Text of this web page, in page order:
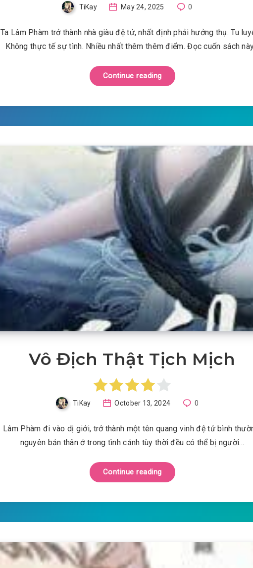
TiKay May 24, 2025 0
Ta Lâm Phàm trở thành nhà giàu đệ tử, nhất định phải hưởng thụ. Tu
Không thực tế sự tình. Nhiều nhất thêm thêm điểm. Đọc cuốn sách
Continue reading
Vô Địch Thật Tịch Mịch
TiKay October 13, 2024 0
Lâm Phàm đi vào dị giới, trở thành một tên quang vinh đệ tử bình
nguyên bản thân ở trong tình cảnh tùy thời đều có thể bị người…
Continue reading